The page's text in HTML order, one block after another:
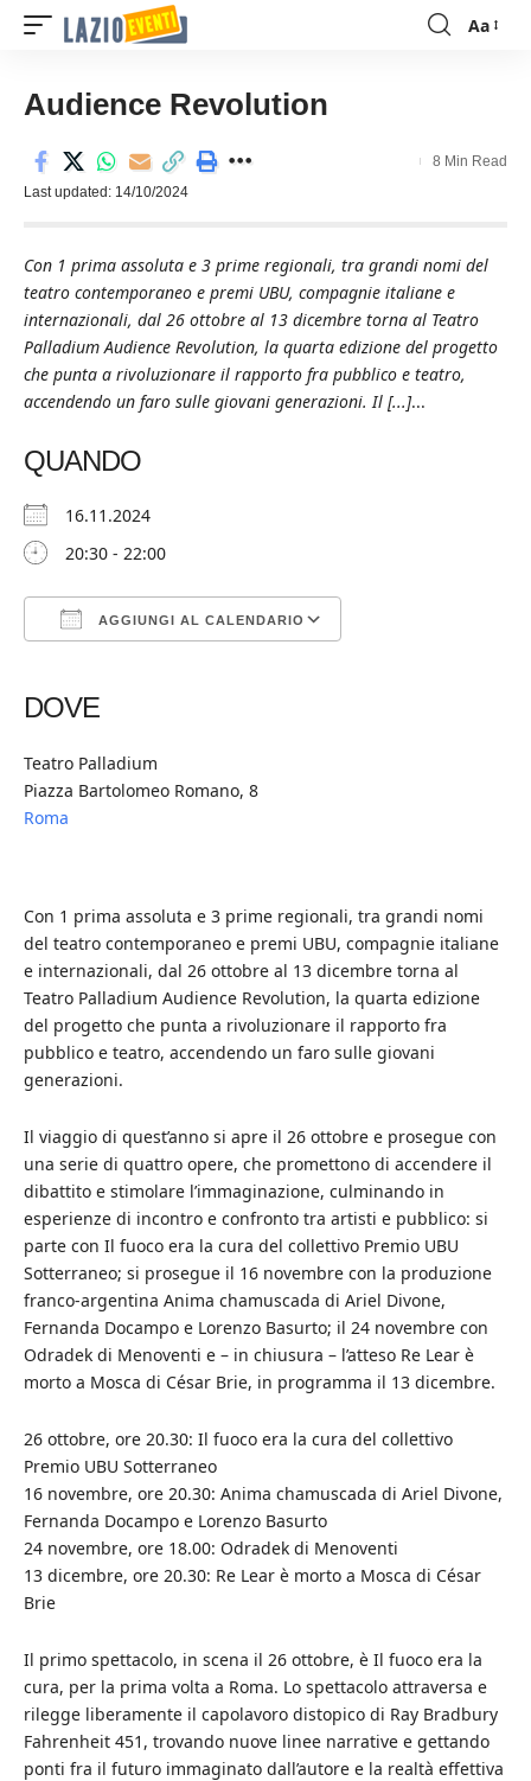
Font
Aa
Audience Revolution
Last updated: 14/10/2024
8 Min Read
Con 1 prima assoluta e 3 prime regionali, tra grandi nomi del
teatro contemporaneo e premi UBU, compagnie italiane e
internazionali, dal 26 ottobre al 13 dicembre torna al Teatro
Palladium Audience Revolution, la quarta edizione del progetto
che punta a rivoluzionare il rapporto fra pubblico e teatro,
accendendo un faro sulle giovani generazioni. Il [...]...
QUANDO
16.11.2024
20:30 - 22:00
AGGIUNGI AL CALENDARIO
DOVE
Teatro Palladium
Piazza Bartolomeo Romano, 8
Roma
Con 1 prima assoluta e 3 prime regionali, tra grandi nomi
del teatro contemporaneo e premi UBU, compagnie italiane
e internazionali, dal 26 ottobre al 13 dicembre torna al
Teatro Palladium Audience Revolution, la quarta edizione
del progetto che punta a rivoluzionare il rapporto fra
pubblico e teatro, accendendo un faro sulle giovani
generazioni.
Il viaggio di quest’anno si apre il 26 ottobre e prosegue con
una serie di quattro opere, che promettono di accendere il
dibattito e stimolare l’immaginazione, culminando in
esperienze di incontro e confronto tra artisti e pubblico: si
parte con Il fuoco era la cura del collettivo Premio UBU
Sotterraneo; si prosegue il 16 novembre con la produzione
franco-argentina Anima chamuscada di Ariel Divone,
Fernanda Docampo e Lorenzo Basurto; il 24 novembre con
Odradek di Menoventi e – in chiusura – l’atteso Re Lear è
morto a Mosca di César Brie, in programma il 13 dicembre.
26 ottobre, ore 20.30: Il fuoco era la cura del collettivo
Premio UBU Sotterraneo
16 novembre, ore 20.30: Anima chamuscada di Ariel Divone,
Fernanda Docampo e Lorenzo Basurto
24 novembre, ore 18.00: Odradek di Menoventi
13 dicembre, ore 20.30: Re Lear è morto a Mosca di César
Brie
Il primo spettacolo, in scena il 26 ottobre, è Il fuoco era la
cura, per la prima volta a Roma. Lo spettacolo attraversa e
rilegge liberamente il capolavoro distopico di Ray Bradbury
Fahrenheit 451, trovando nuove linee narrative e gettando
ponti fra il futuro immaginato dall’autore e la realtà effettiva